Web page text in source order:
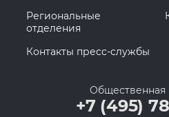
Региональные
отделения
Контакты пресс-службы
Общественная
+7 (495)